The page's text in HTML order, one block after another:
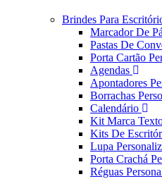
Brindes Para
Marcador De
Pastas De
Porta Cartão
Agendas
Apontadores
Borrachas
Calendário
Kit Marca
Kits De
Lupa
Porta Crachá
Réguas